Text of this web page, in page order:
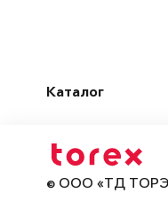
Каталог
© ООО «ТД